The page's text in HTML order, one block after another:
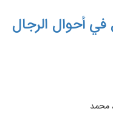
في أحوال الرجال
محمد